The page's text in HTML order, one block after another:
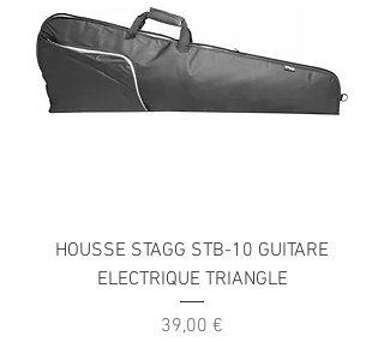
HOUSSE STAGG STB-10 GUITARE
ELECTRIQUE TRIANGLE
Prix
39,00 €